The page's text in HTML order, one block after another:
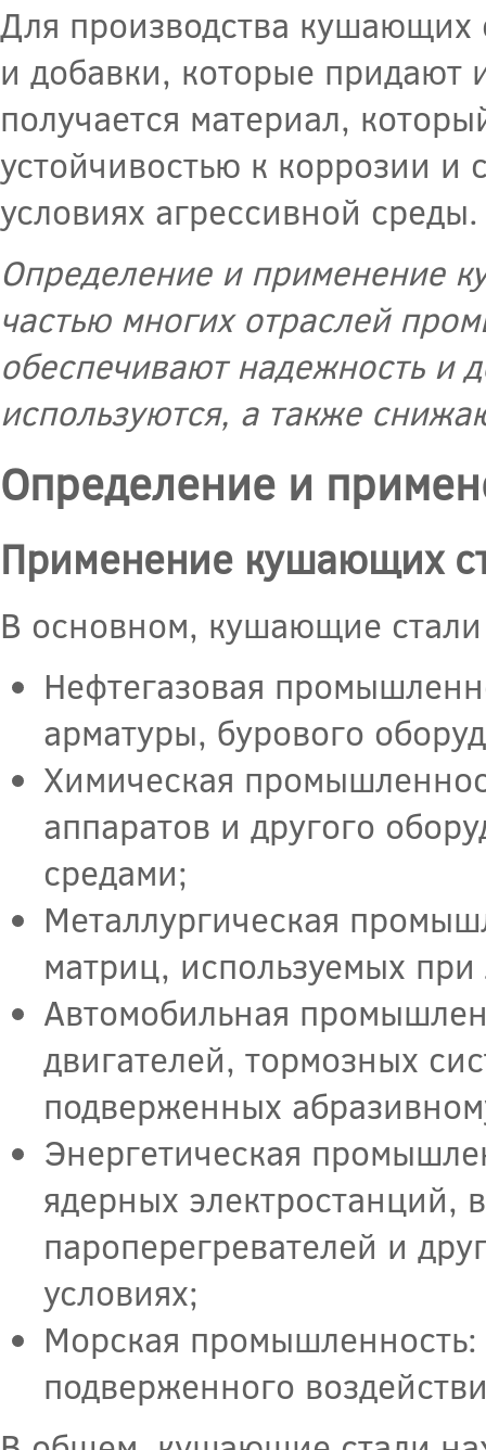
Для производства кушающих
и добавки, которые придают
получается материал,
устойчивостью к коррозии и
условиях агрессивной среды.
Определение и применение
частью многих отраслей
обеспечивают надежность и
используются, а также
Определение и
Применение кушающих
В основном, кушающие стали
Нефтегазовая
арматуры, бурового
Химическая
аппаратов и другого
средами;
Металлургическая
матриц, используемых при
Автомобильная
двигателей, тормозных
подверженных
Энергетическая
ядерных электростанций,
пароперегревателей и
условиях;
Морская промышленность:
подверженного